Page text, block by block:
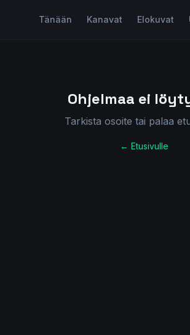
Tänään Kanavat Elokuvat
Ohjelmaa ei
Tarkista osoite tai palaa
← Etusivulle